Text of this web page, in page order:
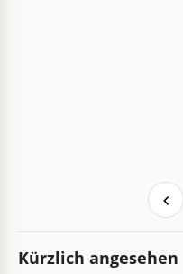
Kürzlich angesehen